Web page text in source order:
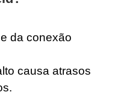
da conexão
causa atrasos